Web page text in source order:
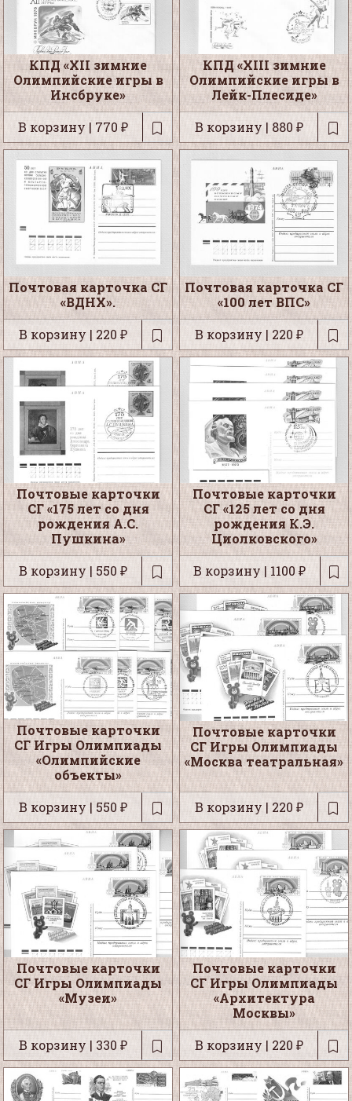
КПД «XII зимние
Олимпийские игры в
Инсбруке»
В корзину | 770 ₽
КПД «XIII зимние
Олимпийские игры в
Лейк-Плесиде»
В корзину | 880 ₽
Почтовая карточка СГ
«ВДНХ».
В корзину | 220 ₽
Почтовая карточка СГ
«100 лет ВПС»
В корзину | 220 ₽
Почтовые карточки
СГ «175 лет со дня
рождения А.С.
Пушкина»
В корзину | 550 ₽
Почтовые карточки
СГ «125 лет со дня
рождения К.Э.
Циолковского»
В корзину | 1100 ₽
Почтовые карточки
СГ Игры Олимпиады
«Олимпийские
объекты»
В корзину | 550 ₽
Почтовые карточки
СГ Игры Олимпиады
«Москва театральная»
В корзину | 220 ₽
Почтовые карточки
СГ Игры Олимпиады
«Музеи»
В корзину | 330 ₽
Почтовые карточки
СГ Игры Олимпиады
«Архитектура
Москвы»
В корзину | 220 ₽